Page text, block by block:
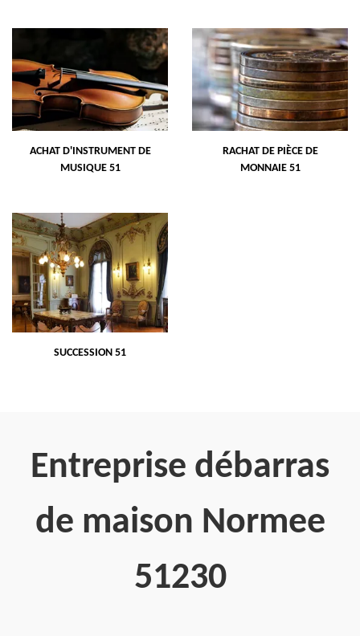
ACHAT D'INSTRUMENT DE
MUSIQUE 51
RACHAT DE PIÈCE DE
MONNAIE 51
SUCCESSION 51
Entreprise débarras
de maison Normee
51230